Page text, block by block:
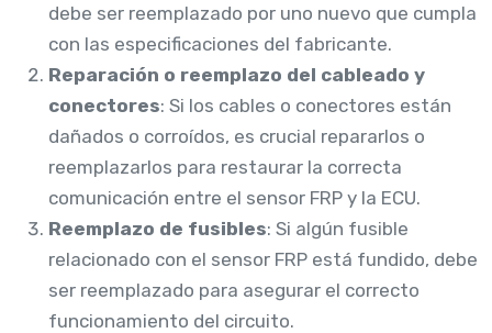
debe ser reemplazado por uno nuevo que cumpla
con las especificaciones del fabricante.
Reparación o reemplazo del cableado y
conectores: Si los cables o conectores están
dañados o corroídos, es crucial repararlos o
reemplazarlos para restaurar la correcta
comunicación entre el sensor FRP y la ECU.
Reemplazo de fusibles: Si algún fusible
relacionado con el sensor FRP está fundido, debe
ser reemplazado para asegurar el correcto
funcionamiento del circuito.